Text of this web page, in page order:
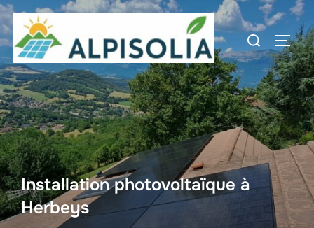
Aller
au
contenu
Rechercher :
Installation photovoltaïque à
Herbeys